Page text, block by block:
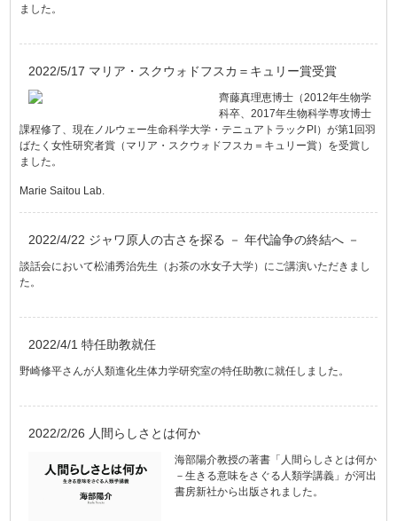
ました。
2022/5/17 マリア・スクウォドフスカ＝キュリー賞受賞
齊藤真理恵博士（2012年生物学
科卒、2017年生物科学専攻博士
課程修了、現在ノルウェー生命科学大学・テニュアトラックPI）が第1回羽
ばたく女性研究者賞（マリア・スクウォドフスカ＝キュリー賞）を受賞し
ました。
Marie Saitou Lab.
2022/4/22 ジャワ原人の古さを探る － 年代論争の終結へ －
談話会において松浦秀治先生（お茶の水女子大学）にご講演いただきまし
た。
2022/4/1 特任助教就任
野崎修平さんが人類進化生体力学研究室の特任助教に就任しました。
2022/2/26 人間らしさとは何か
海部陽介教授の著書「人間らしさとは何か
－生きる意味をさぐる人類学講義」が河出
書房新社から出版されました。